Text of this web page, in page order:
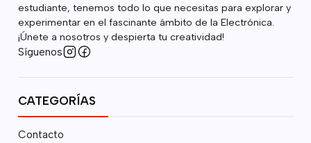
estudiante, tenemos todo lo que necesitas para explorar y
experimentar en el fascinante ámbito de la Electrónica.
¡Únete a nosotros y despierta tu creatividad!
Síguenos
CATEGORÍAS
Contacto